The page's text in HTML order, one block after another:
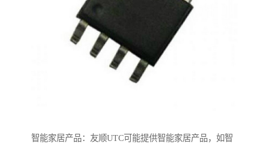
智能家居产品：友顺UTC可能提供智能家居产品，如智